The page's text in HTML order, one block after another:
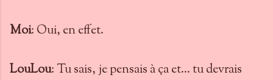
Moi: Oui, en effet.
LouLou: Tu sais, je pensais à ça et... tu devrais